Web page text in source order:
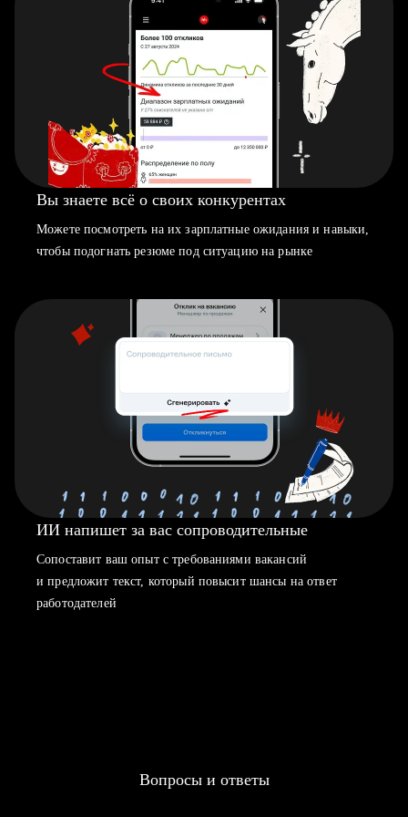
Вы знаете всё о своих конкурентах
Можете посмотреть на их зарплатные ожидания и навыки,
чтобы подогнать резюме под ситуацию на рынке
ИИ напишет за вас сопроводительные
Сопоставит ваш опыт с требованиями вакансий
и предложит текст, который повысит шансы на ответ
работодателей
Вопросы и ответы